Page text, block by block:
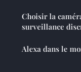
Choisir la
surveillance
Alexa dans le